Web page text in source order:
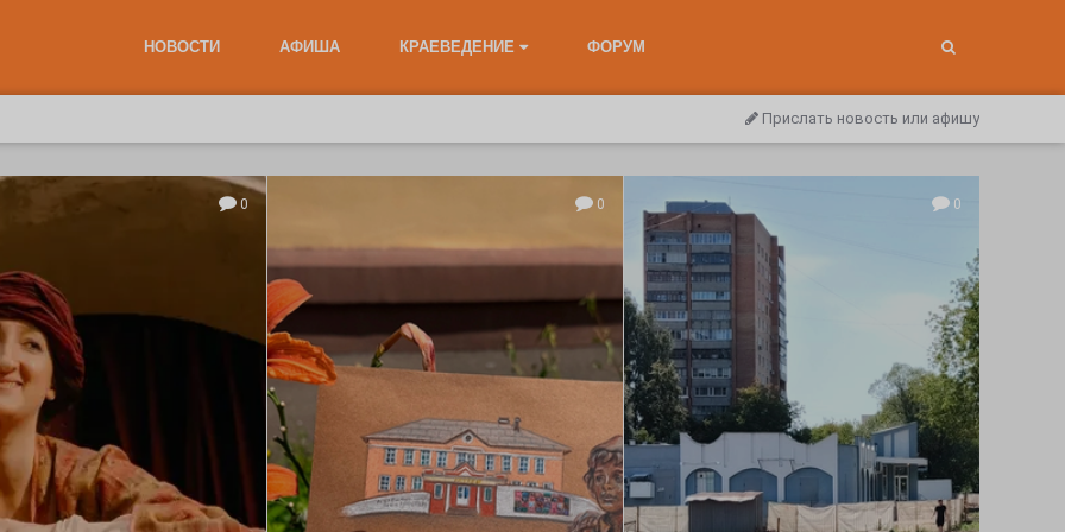
НОВОСТИ АФИША КРАЕВЕДЕНИЕ ФОРУМ
Прислать новость или афишу
0 0 0